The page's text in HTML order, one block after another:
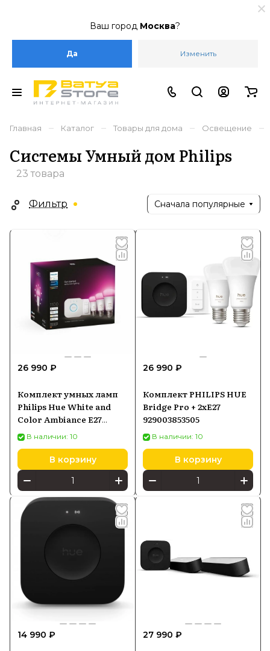
Ваш город Москва?
Да Изменить
Главная – Каталог – Товары для дома – Освещение –
Системы Умный дом Philips
23 товара
Фильтр Сначала популярные
26 990 ₽
Комплект умных ламп
Philips Hue White and
Color Ambiance E27
Starter Kit 1100LM
Bluetooth
(929002468804)
В наличии: 10
В корзину
26 990 ₽
Комплект PHILIPS HUE
Bridge Pro + 2xE27
929003853505
В наличии: 10
В корзину
14 990 ₽ 27 990 ₽